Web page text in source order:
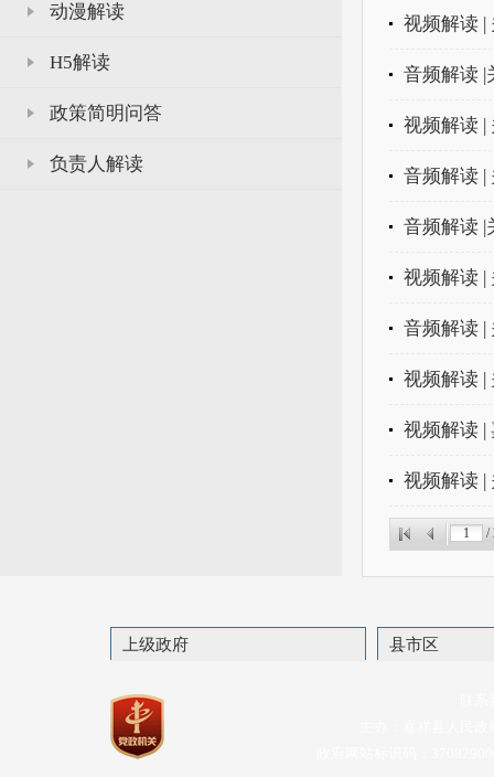
动漫解读
H5解读
政策简明问答
负责人解读
视频解读 |
音频解读 |
视频解读 |
音频解读 |
音频解读 |
视频解读 |
音频解读 |
视频解读 |
视频解读 |
视频解读 |
/
上级政府 县市区